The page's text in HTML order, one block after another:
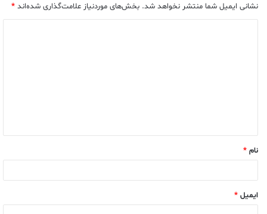
نشانی ایمیل شما منتشر نخواهد شد. بخش‌های موردنیاز علامت‌گذاری شده‌اند *
نام *
ایمیل *